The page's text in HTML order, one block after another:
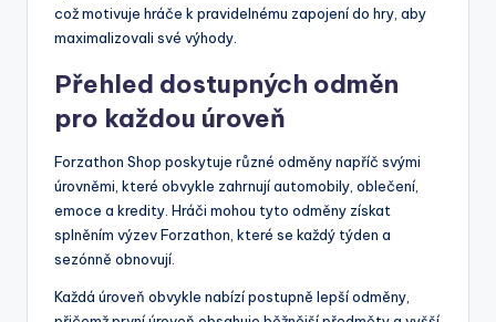
což motivuje hráče k pravidelnému zapojení do hry, aby
maximalizovali své výhody.
Přehled dostupných odměn
pro každou úroveň
Forzathon Shop poskytuje různé odměny napříč svými
úrovněmi, které obvykle zahrnují automobily, oblečení,
emoce a kredity. Hráči mohou tyto odměny získat
splněním výzev Forzathon, které se každý týden a
sezónně obnovují.
Každá úroveň obvykle nabízí postupně lepší odměny,